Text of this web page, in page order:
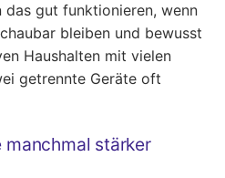
das gut funktionieren, wenn
bleiben und bewusst
Haushalten mit vielen
getrennte Geräte oft
manchmal stärker